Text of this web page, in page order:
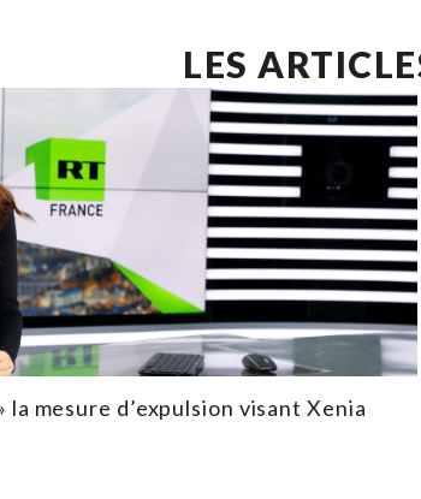
LES
la mesure d’expulsion visant Xenia